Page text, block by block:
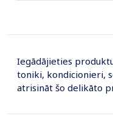
Iegādājieties
toniki, kondicionieri,
atrisināt šo delikāto